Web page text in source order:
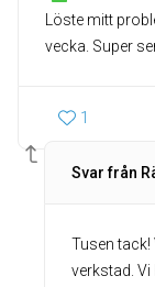
Löste mitt
vecka. Super
1
Svar från
Tusen
verkstad.